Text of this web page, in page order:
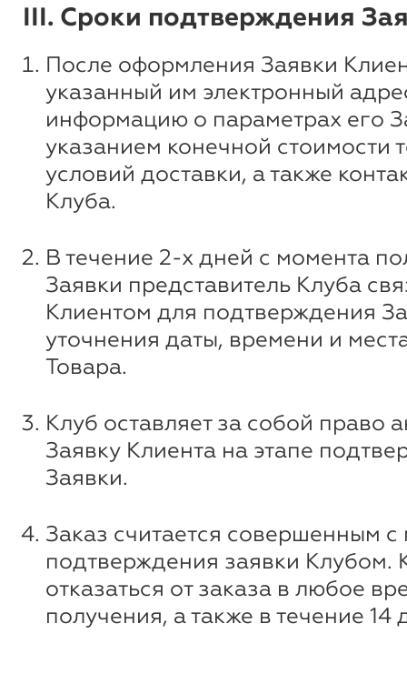
III. Сроки подтверждения
После оформления Заявки
указанный им электронный
информацию о параметрах его
указанием конечной стоимости
условий доставки, а также
Клуба.
В течение 2-х дней с момента
Заявки представитель Клуба
Клиентом для подтверждения
уточнения даты, времени и
Товара.
Клуб оставляет за собой право
Заявку Клиента на этапе
Заявки.
Заказ считается совершенным с
подтверждения заявки Клубом.
отказаться от заказа в любое
получения, а также в течение 14